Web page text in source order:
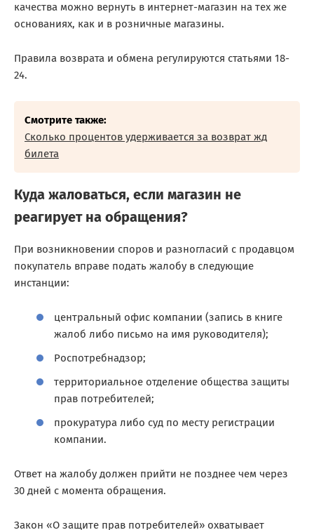
качества можно вернуть в интернет-магазин на тех же
основаниях, как и в розничные магазины.
Правила возврата и обмена регулируются статьями 18-
24.
Смотрите также:
Сколько процентов удерживается за возврат жд
билета
Куда жаловаться, если магазин не
реагирует на обращения?
При возникновении споров и разногласий с продавцом
покупатель вправе подать жалобу в следующие
инстанции:
центральный офис компании (запись в книге
жалоб либо письмо на имя руководителя);
Роспотребнадзор;
территориальное отделение общества защиты
прав потребителей;
прокуратура либо суд по месту регистрации
компании.
Ответ на жалобу должен прийти не позднее чем через
30 дней с момента обращения.
Закон «О защите прав потребителей» охватывает